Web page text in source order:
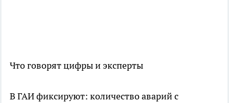
Что говорят цифры и эксперты
В ГАИ фиксируют: количество аварий с